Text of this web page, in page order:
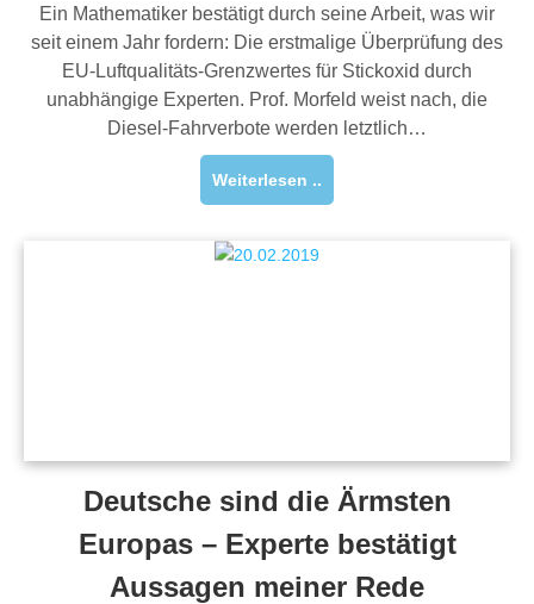
Ein Mathematiker bestätigt durch seine Arbeit, was wir
seit einem Jahr fordern: Die erstmalige Überprüfung des
EU-Luftqualitäts-Grenzwertes für Stickoxid durch
unabhängige Experten. Prof. Morfeld weist nach, die
Diesel-Fahrverbote werden letztlich…
Weiterlesen ..
Deutsche sind die Ärmsten
Europas – Experte bestätigt
Aussagen meiner Rede